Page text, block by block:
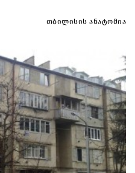
თბილისის ანატომია